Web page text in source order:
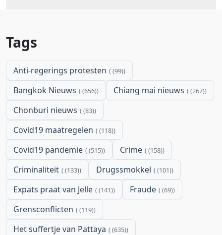
Tags
Anti-regerings protesten (99)
Bangkok Nieuws (656) Chiang mai nieuws (267)
Chonburi nieuws (83)
Covid19 maatregelen (118)
Covid19 pandemie (515) Crime (158)
Criminaliteit (133) Drugssmokkel (101)
Expats praat van Jelle (141) Fraude (69)
Grensconflicten (119)
Het suffertje van Pattaya (635)